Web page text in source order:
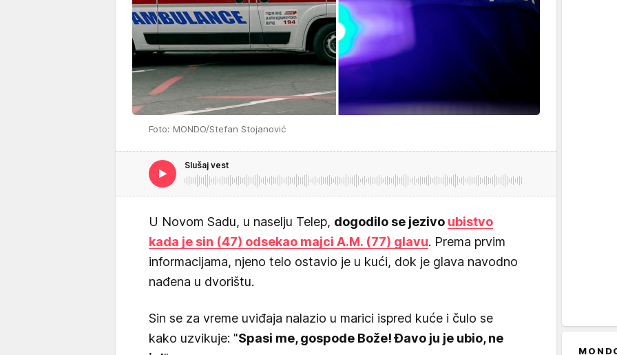
Foto: MONDO/Stefan Stojanović
Slušaj vest
U Novom Sadu, u naselju Telep, dogodilo se jezivo ubistvo
kada je sin (47) odsekao majci A.M. (77) glavu. Prema prvim
informacijama, njeno telo ostavio je u kući, dok je glava navodno
nađena u dvorištu.
Sin se za vreme uviđaja nalazio u marici ispred kuće i čulo se
kako uzvikuje: "Spasi me, gospode Bože! Đavo ju je ubio, ne